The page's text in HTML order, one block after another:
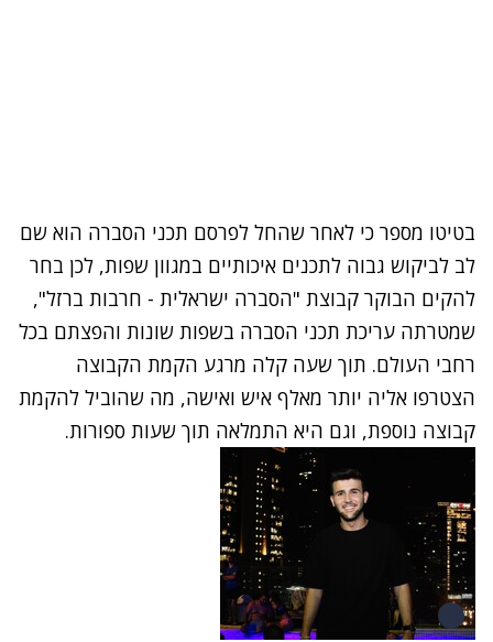
בטיטו מספר כי לאחר שהחל לפרסם תכני הסברה הוא שם
לב לביקוש גבוה לתכנים איכותיים במגוון שפות, לכן בחר
להקים הבוקר קבוצת "הסברה ישראלית - חרבות ברזל",
שמטרתה עריכת תכני הסברה בשפות שונות והפצתם בכל
רחבי העולם. תוך שעה קלה מרגע הקמת הקבוצה
הצטרפו אליה יותר מאלף איש ואישה, מה שהוביל להקמת
קבוצה נוספת, וגם היא התמלאה תוך שעות ספורות.